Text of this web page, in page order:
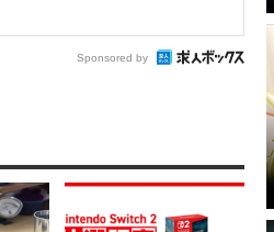
Sponsored by